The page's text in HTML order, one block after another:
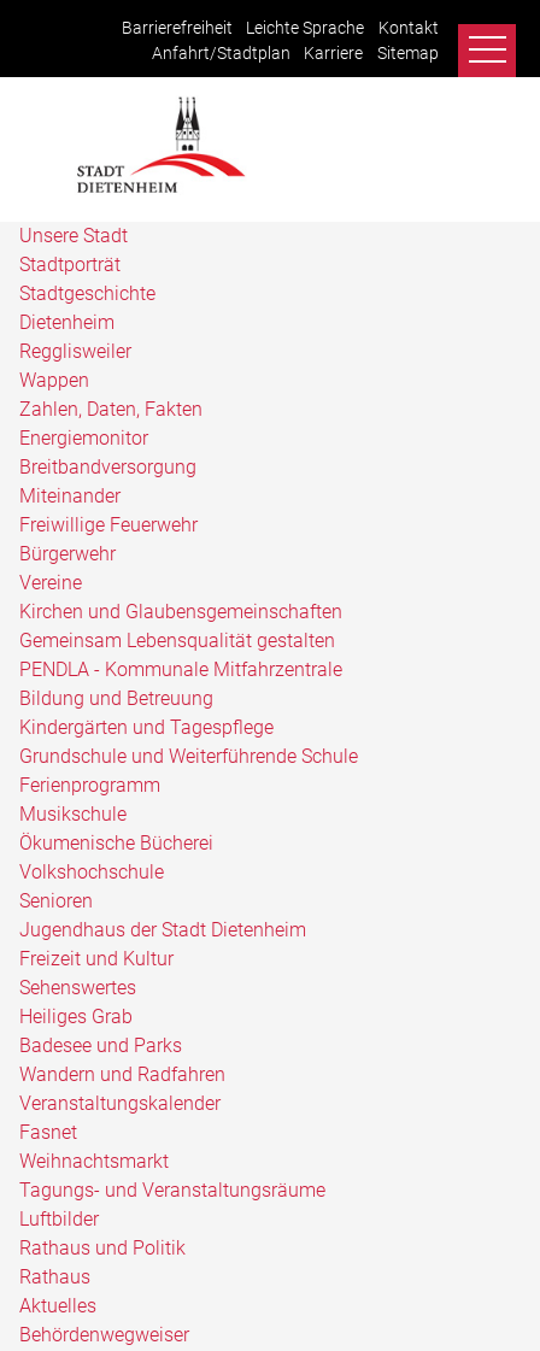
Barrierefreiheit Leichte Sprache
Kontakt
Anfahrt/Stadtplan
Karriere Sitemap
Unsere Stadt
Stadtporträt
Stadtgeschichte
Dietenheim
Regglisweiler
Wappen
Zahlen, Daten, Fakten
Energiemonitor
Breitbandversorgung
Miteinander
Freiwillige Feuerwehr
Bürgerwehr
Vereine
Kirchen und Glaubensgemeinschaften
Gemeinsam Lebensqualität gestalten
PENDLA - Kommunale Mitfahrzentrale
Bildung und Betreuung
Kindergärten und Tagespflege
Grundschule und Weiterführende Schule
Ferienprogramm
Musikschule
Ökumenische Bücherei
Volkshochschule
Senioren
Jugendhaus der Stadt Dietenheim
Freizeit und Kultur
Sehenswertes
Heiliges Grab
Badesee und Parks
Wandern und Radfahren
Veranstaltungskalender
Fasnet
Weihnachtsmarkt
Tagungs- und Veranstaltungsräume
Luftbilder
Rathaus und Politik
Rathaus
Aktuelles
Behördenwegweiser